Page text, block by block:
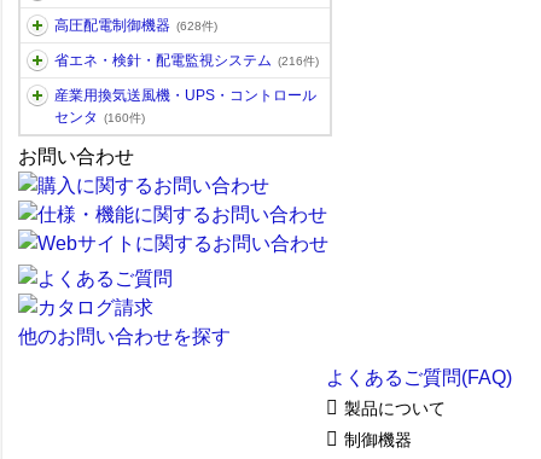
高圧配電制御機器 (628件)
省エネ・検針・配電監視システム (216件)
産業用換気送風機・UPS・コントロール
センタ
(160件)
お問い合わせ
他のお問い合わせを探す
よくあるご質問(FAQ)
製品について
制御機器